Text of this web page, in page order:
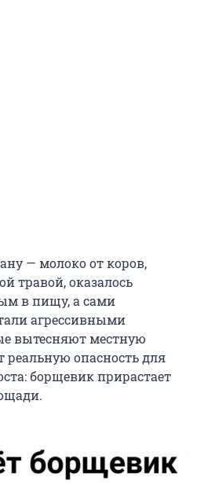
— молоко от коров,
травой, оказалось
в пищу, а сами
агрессивными
вытесняют местную
опасность для
борщевик прирастает